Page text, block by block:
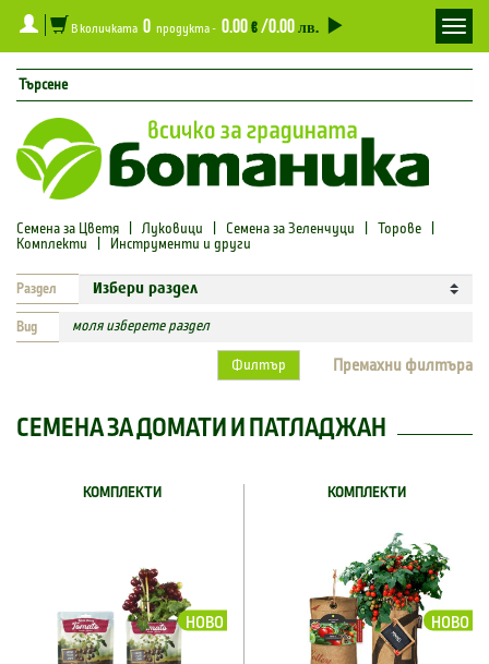
В количката 0 продукта - 0.00€/0.00лв.
Семена за Цветя |Луковици Семена за Зеленчуци Торове
Комплекти
Инструменти и други
Раздел
Вид моля изберете раздел
Филтър Премахни филтъра
СЕМЕНА ЗА ДОМАТИ И ПАТЛАДЖАН
НОВО
КОМПЛЕКТИ
НОВО
КОМПЛЕКТИ